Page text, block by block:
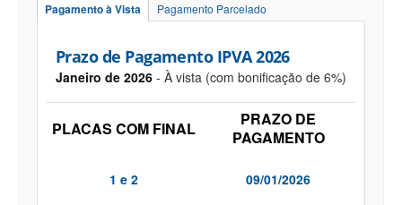
Pagamento à Vista Pagamento Parcelado
Prazo de Pagamento IPVA 2026
Janeiro de 2026 - À vista (com bonificação de 6%)
PLACAS COM FINAL
PRAZO DE
PAGAMENTO
1 e 2 09/01/2026